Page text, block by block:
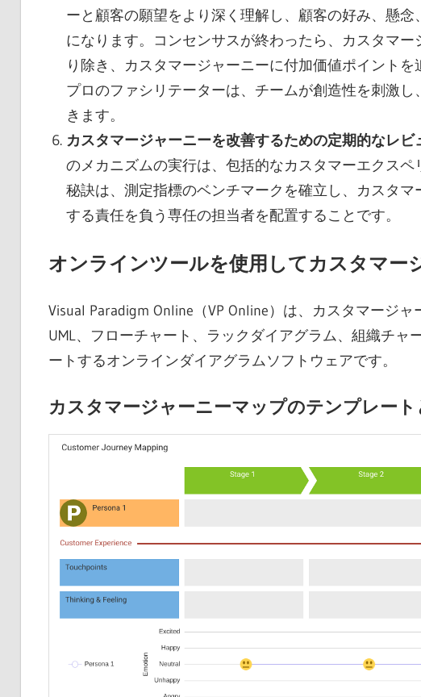
ーと顧客の願望をより深く理解し、顧客の好み、懸
になります。コンセンサスが終わったら、カスタマ
り除き、カスタマージャーニーに付加価値ポイント
プロのファシリテーターは、チームが創造性を刺激
きます。
カスタマージャーニーを改善するための定期的なレ
のメカニズムの実行は、包括的なカスタマーエクス
秘訣は、測定指標のベンチマークを確立し、カスタ
する責任を負う専任の担当者を配置することです。
オンラインツールを使用してカスタマー
Visual Paradigm Online（VP Online）は、カスタマージ
UML、フローチャート、ラックダイアグラム、組織チャ
ートするオンラインダイアグラムソフトウェアです。
カスタマージャーニーマップのテンプレート